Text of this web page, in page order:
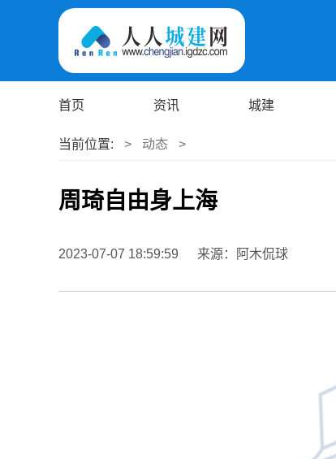
首页 资讯 城建
当前位置: > 动态 >
周琦自由身上海
2023-07-07 18:59:59 来源：阿木侃球